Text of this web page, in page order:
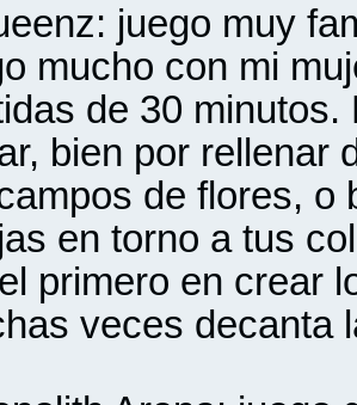
juego muy
mucho con mi
de 30
bien por rellenar
de flores, o
en torno a tus
primero en crear
veces decanta